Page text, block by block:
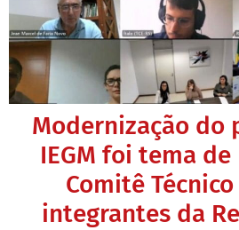
Modernização do
IEGM foi tema
Comitê
integrantes da